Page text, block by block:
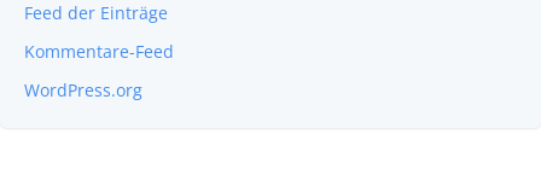
Feed der Einträge
Kommentare-Feed
WordPress.org